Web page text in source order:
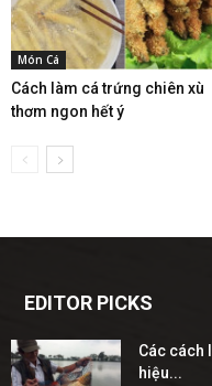
Món Cá
Cách làm cá trứng chiên xù
thơm ngon hết ý
EDITOR PICKS
Các cách
hiệu...